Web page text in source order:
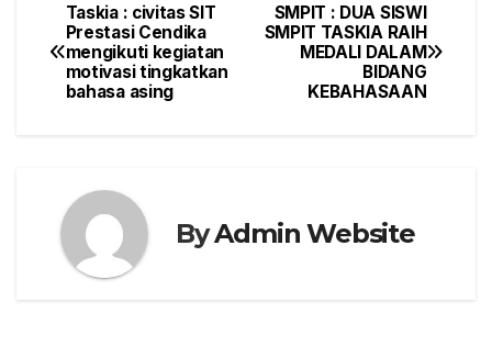
Post
navigation
SMPIT : DUA SISWI
SMPIT TASKIA RAIH
MEDALI DALAM
BIDANG
KEBAHASAAN
Taskia : civitas SIT
Prestasi Cendika
mengikuti kegiatan
motivasi tingkatkan
bahasa asing
ByAdmin Website